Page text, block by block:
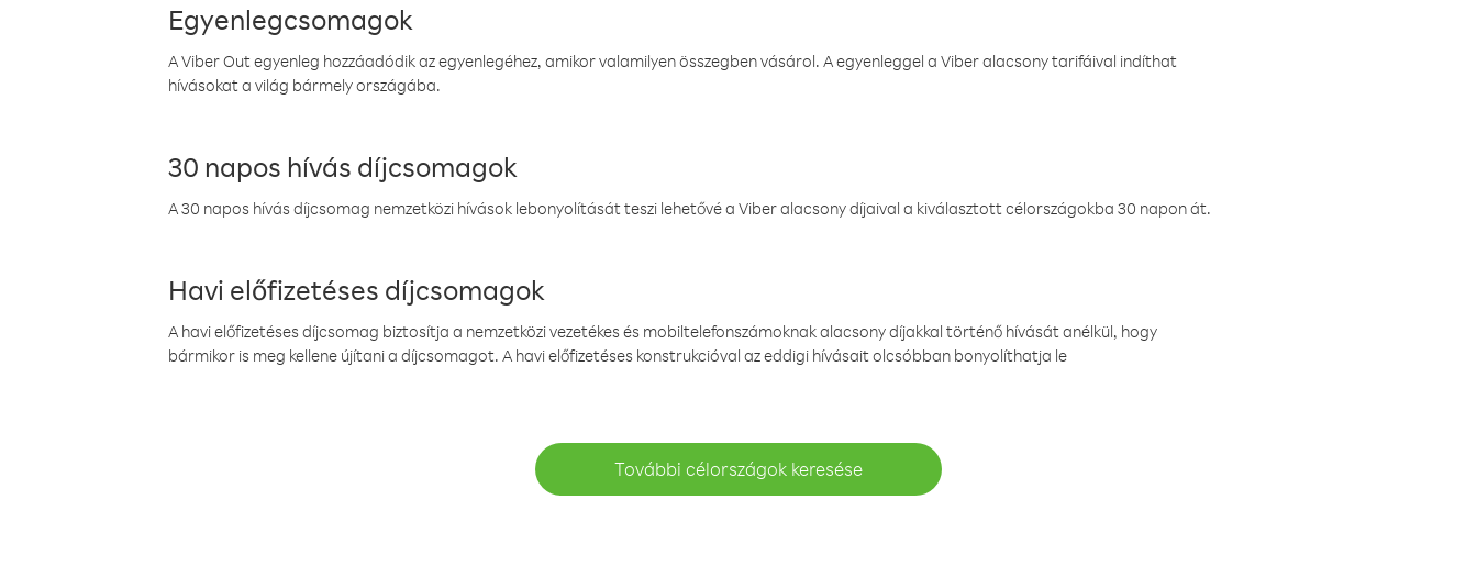
Egyenlegcsomagok
A Viber Out egyenleg hozzáadódik az egyenlegéhez, amikor valamilyen összegben vásárol. A egyenleggel a Viber alacsony tarifáival indíthat
hívásokat a világ bármely országába.
30 napos hívás díjcsomagok
A 30 napos hívás díjcsomag nemzetközi hívások lebonyolítását teszi lehetővé a Viber alacsony díjaival a kiválasztott célországokba 30 napon át.
Havi előfizetéses díjcsomagok
A havi előfizetéses díjcsomag biztosítja a nemzetközi vezetékes és mobiltelefonszámoknak alacsony díjakkal történő hívását anélkül, hogy
bármikor is meg kellene újítani a díjcsomagot. A havi előfizetéses konstrukcióval az eddigi hívásait olcsóbban bonyolíthatja le
További célországok keresése